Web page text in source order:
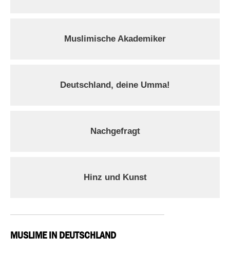
Muslimische Akademiker
Deutschland, deine Umma!
Nachgefragt
Hinz und Kunst
MUSLIME IN DEUTSCHLAND